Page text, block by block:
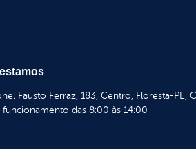
Fausto Ferraz, 183, Centro, Floresta-PE,
funcionamento das 8:00 às 14:00